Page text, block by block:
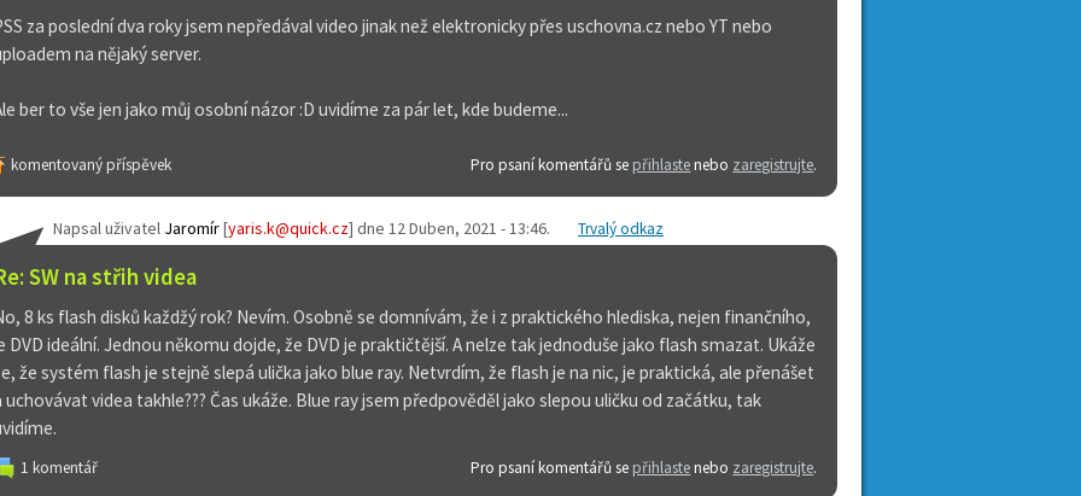
za poslední dva roky jsem nepředával video jinak než elektronicky přes uschovna.cz nebo YT nebo
na nějaký server.
ber to vše jen jako můj osobní názor :D uvidíme za pár let, kde budeme...
Pro psaní komentářů se přihlastenebo zaregistrujte.
komentovaný příspěvek
SW na střih videa
Napsal uživatel Jaromír[yaris.k@quick.cz] dne 12 Duben, 2021 - 13:46. Trvalý odkaz
8 ks flash disků každžý rok? Nevím. Osobně se domnívám, že i z praktického hlediska, nejen finančního,
DVD ideální. Jednou někomu dojde, že DVD je praktičtější. A nelze tak jednoduše jako flash smazat. Ukáže
že systém flash je stejně slepá ulička jako blue ray. Netvrdím, že flash je na nic, je praktická, ale přenášet
uchovávat videa takhle??? Čas ukáže. Blue ray jsem předpověděl jako slepou uličku od začátku, tak
Pro psaní komentářů se přihlastenebo zaregistrujte.
1 komentář